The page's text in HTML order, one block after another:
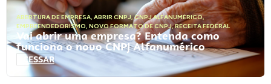
ABERTURA DE EMPRESA, ABRIR CNPJ,CNPJ ALFANUMÉRICO,
EMPREENDEDORISMO, NOVO FORMATO DE CNPJ,RECEITA FEDERAL
Vai abrir uma empresa? Entenda como
funciona o novo CNPJ Alfanumérico
ACESSAR